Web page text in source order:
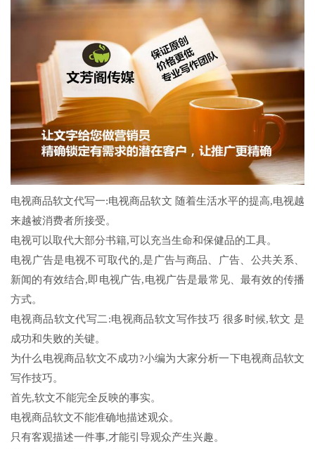
电视商品软文代写一:电视商品软文 随着生活水平的提高,电视越
来越被消费者所接受。
电视可以取代大部分书籍,可以充当生命和保健品的工具。
电视广告是电视不可取代的,是广告与商品、广告、公共关系、
新闻的有效结合,即电视广告,电视广告是最常见、最有效的传播
方式。
电视商品软文代写二:电视商品软文写作技巧 很多时候,软文 是
成功和失败的关键。
为什么电视商品软文不成功?小编为大家分析一下电视商品软文
写作技巧。
首先,软文不能完全反映的事实。
电视商品软文不能准确地描述观众。
只有客观描述一件事,才能引导观众产生兴趣。